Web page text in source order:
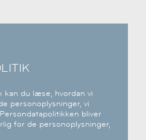
kan du læse, hvordan vi
personoplysninger, vi
bliver
for de personoplysninger,